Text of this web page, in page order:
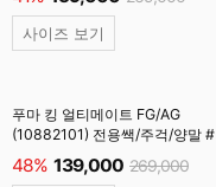
사이즈 보기
푸마 킹 얼티메이트 FG/AG
(10882101) 전용쌕/주걱/양말 #
48% 139,000 269,000